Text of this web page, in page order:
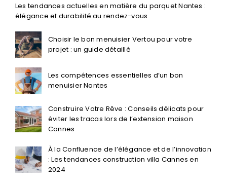
Les tendances actuelles en matière du parquet Nantes :
élégance et durabilité au rendez-vous
Choisir le bon menuisier Vertou pour votre
projet : un guide détaillé
Les compétences essentielles d’un bon
menuisier Nantes
Construire Votre Rêve : Conseils délicats pour
éviter les tracas lors de l’extension maison
Cannes
À la Confluence de l’élégance et de l’innovation
: Les tendances construction villa Cannes en
2024